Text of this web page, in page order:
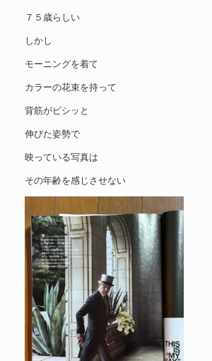
７５歳らしい
しかし
モーニングを着て
カラーの花束を持って
背筋がピシッと
伸びた姿勢で
映っている写真は
その年齢を感じさせない